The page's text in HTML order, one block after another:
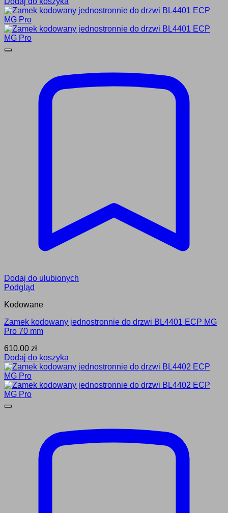
Dodaj do ulubionych
Podgląd
Kodowane
Zamek kodowany jednostronnie do drzwi BL4401 ECP MG
Pro 70 mm
610.00 zł
Dodaj do koszyka